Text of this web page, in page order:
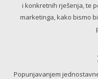
i konkretnih rješenja, te
marketinga, kako bismo
Popunjavanjem